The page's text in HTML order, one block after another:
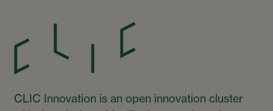
CLIC Innovation is an open innovation cluster